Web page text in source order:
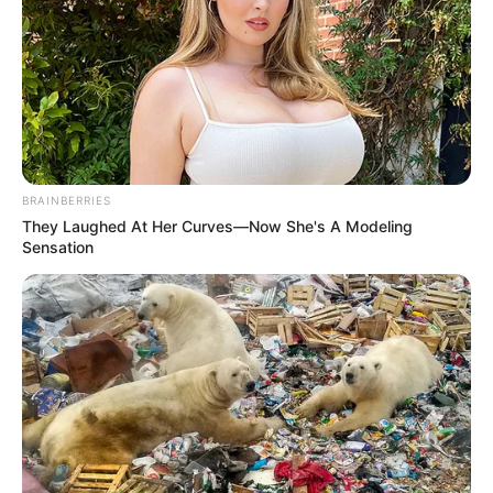
A közvetítési jogoknál hasonlóan nagy a tét. Az
MLSZ áprilisban új pályázatot írt ki a magyar
bajnoki, kupa- és futsalmérkőzések közvetítési és
sugárzási jogaira a 2026/2027-es idénytől
kezdődő időszakra. A pályázat a férfi és női
szakágakra, valamint az UEFA által nem
BRAINBERRIES
They Laughed At Her Curves—Now She's A Modeling
Sensation